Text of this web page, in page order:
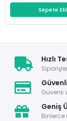
Sepete
Hızlı
Güvenli
Geniş